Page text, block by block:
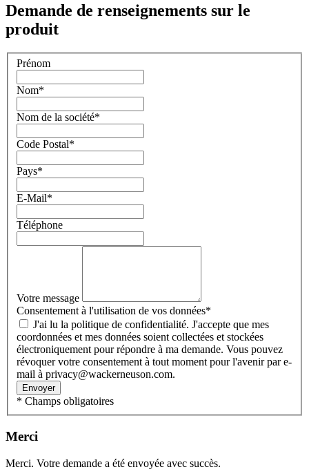
Demande de renseignements sur le
produit
Prénom
Nom*
Nom de la société*
Code Postal*
Pays*
E-Mail*
Téléphone
Votre message
Consentement à l'utilisation de vos données*
coordonnées et mes données soient collectées et stockées
électroniquement pour répondre à ma demande. Vous pouvez
révoquer votre consentement à tout moment pour l'avenir par e-
mail à privacy@wackerneuson.com.
Envoyer
* Champs obligatoires
Merci
Merci. Votre demande a été envoyée avec succès.